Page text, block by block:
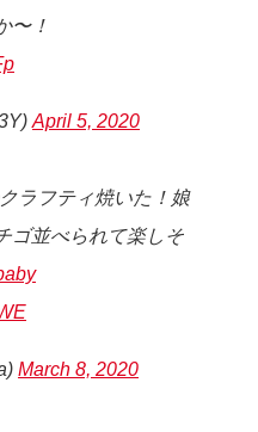
〜！
April 5, 2020
ラフティ焼いた！娘
ゴ並べられて楽しそ
March 8, 2020